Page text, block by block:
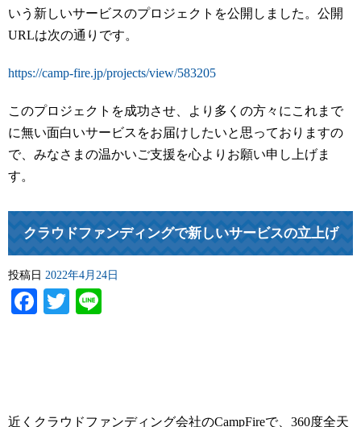
いう新しいサービスのプロジェクトを公開しました。公開
URLは次の通りです。
https://camp-fire.jp/projects/view/583205
このプロジェクトを成功させ、より多くの方々にこれまで
に無い面白いサービスをお届けしたいと思っておりますの
で、みなさまの温かいご支援を心よりお願い申し上げま
す。
クラウドファンディングで新しいサービスの立上げ
投稿日 2022年4月24日
Facebook
Twitter
近くクラウドファンディング会社のCampFireで、360度全天